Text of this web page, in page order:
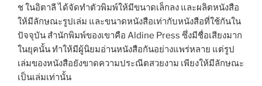
ช ในอิตาลี ได้จัดทำตัวพิมพ์ให้มีขนาดเล็กลง และผลิตหนังสือ
ให้มีลักษณะรูปเล่ม และขนาดหนังสือเท่ากับหนังสือที่ใช้กันใน
ปัจจุบัน สำนักพิมพ์ของเขาคือ Aldine Press ซึ่งมีชื่อเสียงมาก
ในยุคนั้น ทำให้มีผู้นิยมอ่านหนังสือกันอย่างแพร่หลาย แต่รูป
เล่มของหนังสือยังขาดความประณีตสวยงาม เพียงให้มีลักษณะ
เป็นเล่มเท่านั้น